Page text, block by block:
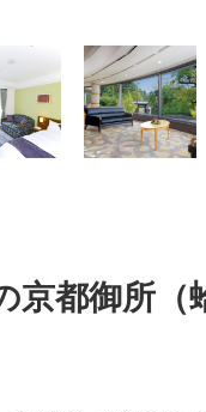
京都御所（